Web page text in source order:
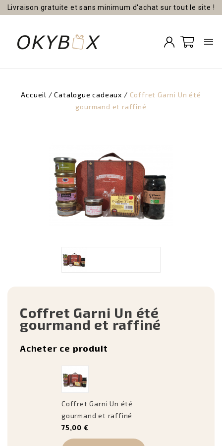
Livraison gratuite et sans minimum d'achat sur tout le site !

Accueil Catalogue cadeaux
Coffret Garni Un été
gourmand et raffiné
Coffret Garni Un été
gourmand et raffiné
Acheter ce produit
Coffret Garni Un été
gourmand et raffiné
75,00 €